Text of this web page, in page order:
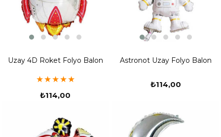
Uzay 4D Roket Folyo Balon
★★★★★
₺114,00
Astronot Uzay Folyo Balon
₺114,00